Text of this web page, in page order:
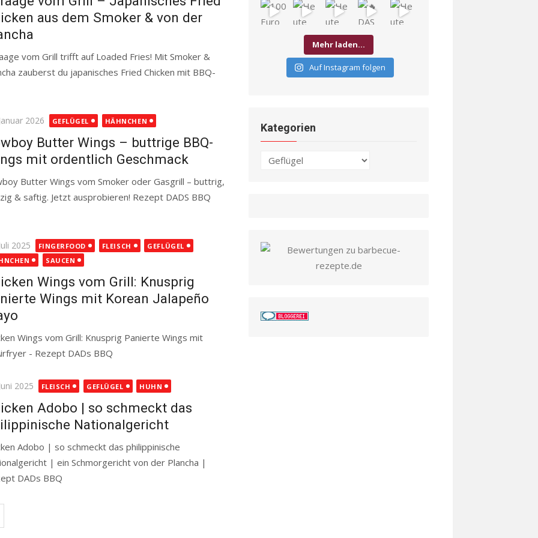
aus dem Smoker & von der
vom Grill trifft auf Loaded Fries! Mit Smoker &
zauberst du japanisches Fried Chicken mit BBQ-
2026 GEFLÜGEL HÄHNCHEN
Butter Wings – buttrige BBQ-
mit ordentlich Geschmack
Butter Wings vom Smoker oder Gasgrill – buttrig,
& saftig. Jetzt ausprobieren! Rezept DADS BBQ
2025 FINGERFOOD FLEISCH
GEFLÜGEL
SAUCEN
Wings vom Grill: Knusprig
Wings mit Korean Jalapeño
Wings vom Grill: Knusprig Panierte Wings mit
- Rezept DADs BBQ
2025 FLEISCH GEFLÜGEL HUHN
Adobo | so schmeckt das
Nationalgericht
Adobo | so schmeckt das philippinische
| ein Schmorgericht von der Plancha |
DADs BBQ
Mehr laden…
Auf Instagram folgen
Kategorien
Kategorien